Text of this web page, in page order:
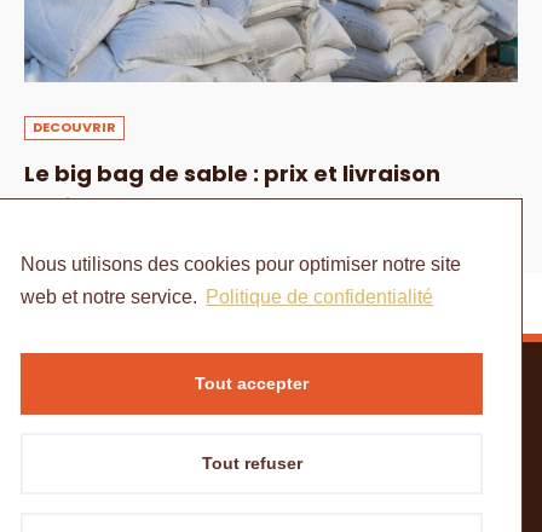
DECOUVRIR
Le big bag de sable : prix et livraison
1 AOÛT 2024
ACCUEIL
MENTIONS LÉGALES
Nous utilisons des cookies pour optimiser notre site
web et notre service. Politique de confidentialité
Tout accepter
Tout refuser